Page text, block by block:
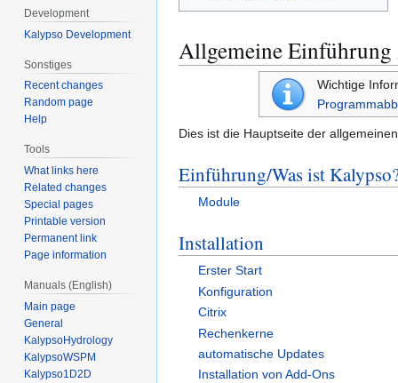
Allgemeine
Wichtige
Dies ist die Hauptseite der
Einführung/Was ist
Module
Installation
Erster Start
Konfiguration
Citrix
Rechenkerne
automatische Updates
Installation von Add-Ons
Development
Kalypso Development
Sonstiges
Recent changes
Random page
Help
Tools
What links here
Related changes
Special pages
Printable version
Permanent link
Page information
Manuals (English)
Main page
General
KalypsoHydrology
KalypsoWSPM
Kalypso1D2D